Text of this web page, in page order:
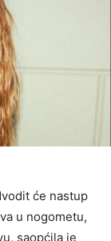
će nastup
u nogometu,
saopćila je